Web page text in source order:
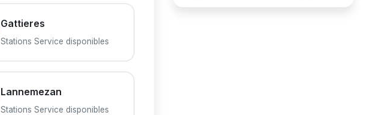
Gattieres
Stations Service disponibles
Lannemezan
Stations Service disponibles